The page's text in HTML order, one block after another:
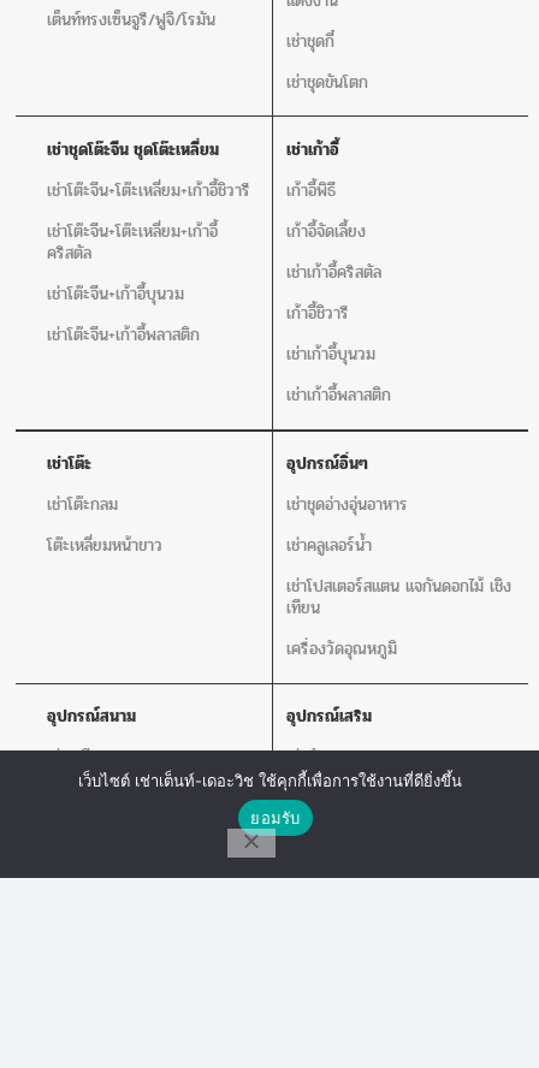
เต็นท์ทรงเซ็นจูรี/ฟูจิ/โรมัน
เช่าชุดกี๋
เช่าชุดขันโตก
เช่าชุดโต๊ะจีน ชุดโต๊ะเหลี่ยม
เช่าโต๊ะจีน+โต๊ะเหลี่ยม+เก้าอี้ชิวารี
เช่าโต๊ะจีน+โต๊ะเหลี่ยม+เก้าอี้
คริสตัล
เช่าโต๊ะจีน+เก้าอี้บุนวม
เช่าโต๊ะจีน+เก้าอี้พลาสติก
เช่าเก้าอี้
เก้าอี้พิธี
เก้าอี้จัดเลี้ยง
เช่าเก้าอี้คริสตัล
เก้าอี้ชิวารี
เช่าเก้าอี้บุนวม
เช่าเก้าอี้พลาสติก
เช่าโต๊ะ
เช่าโต๊ะกลม
โต๊ะเหลี่ยมหน้าขาว
อุปกรณ์อิ่นๆ
เช่าชุดอ่างอุ่นอาหาร
เช่าคลูเลอร์น้ำ
เช่าโปสเตอร์สแตน แจกันดอกไม้ เชิง
เทียน
เครื่องวัดอุณหภูมิ
อุปกรณ์สนาม
เช่าเวที
เช่าโซฟา
อุปกรณ์เสริม
เช่าพัดลม
เช่าเสากั้นบริเขต
เช่าโปสเตอร์สแตน แจกันดอกไม้ เชิง
Line Chat
เว็บไซต์ เช่าเต็นท์-เดอะวิช ใช้คุกกี้เพื่อการใช้งานที่ดียิ่งขึ้น
ยอมรับ